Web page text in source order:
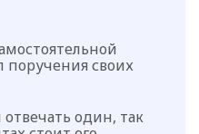
поручения своих
один, так